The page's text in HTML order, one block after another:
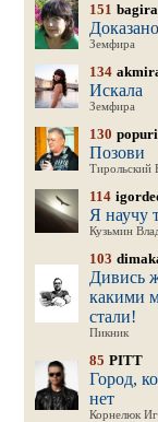
151
Доказано
Земфира
134
Искала
Земфира
130
Позови
Тирольский
114
Я научу
Кузьмин
103
Дивись
какими
стали!
Пикник
85 PITT
Город,
нет
Корнелюк